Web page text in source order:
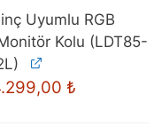
Uyumlu RGB
Kolu (LDT85-
₺